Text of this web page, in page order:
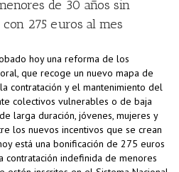
de 30 años sin
275 euros al mes
hoy una reforma de los
que recoge un nuevo mapa de
contratación y el mantenimiento del
colectivos vulnerables o de baja
larga duración, jóvenes, mujeres y
los nuevos incentivos que se crean
está una bonificación de 275 euros
contratación indefinida de menores